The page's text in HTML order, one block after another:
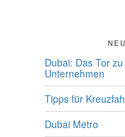
Dubai: Das Tor
Unternehmen
Tipps für
Dubai Metro